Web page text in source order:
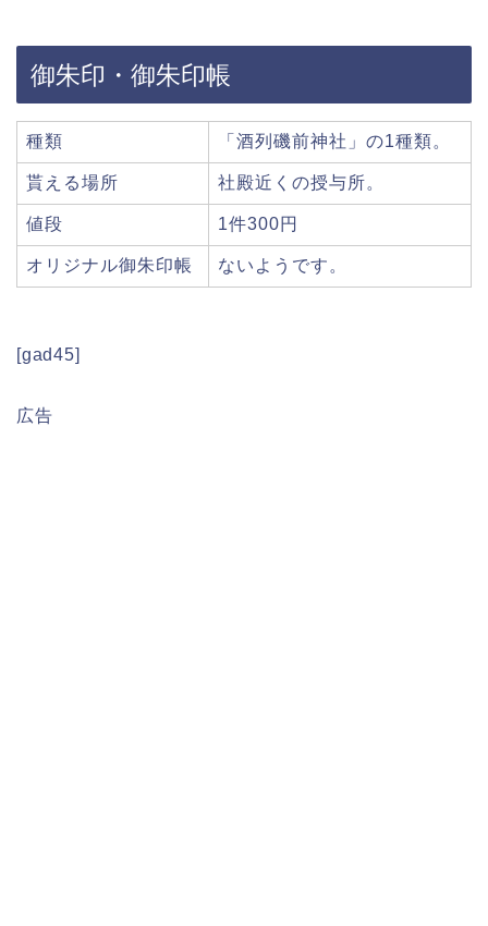
御朱印・御朱印帳
種類 「酒列磯前神社」の1種類。
貰える場所 社殿近くの授与所。
値段 1件300円
オリジナル御朱印帳 ないようです。
[gad45]
広告